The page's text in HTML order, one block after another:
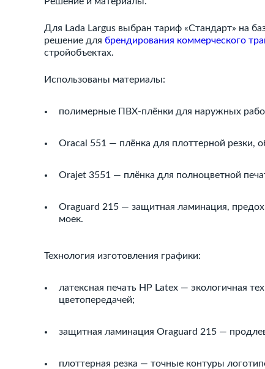
Для Lada Largus выбран тариф «Стандарт» на
решение для брендирования коммерческого
стройобъектах.
Использованы материалы:
полимерные ПВХ-плёнки для наружных
Oracal 551 — плёнка для плоттерной резки,
Orajet 3551 — плёнка для полноцветной
Oraguard 215 — защитная ламинация,
моек.
Технология изготовления графики:
латексная печать HP Latex — экологичная
цветопередачей;
защитная ламинация Oraguard 215 —
плоттерная резка — точные контуры